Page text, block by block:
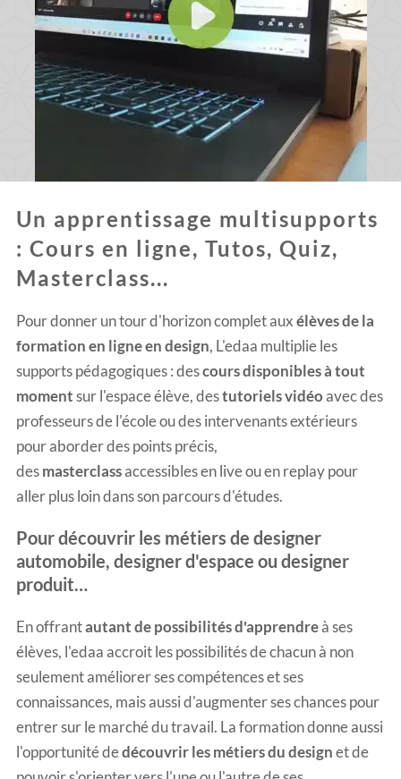
Un apprentissage multisupports
: Cours en ligne, Tutos, Quiz,
Masterclass...
Pour donner un tour d'horizon complet aux élèves de la
formation en ligne en design, L'edaa multiplie les
supports pédagogiques : descours disponibles à tout
moment sur l'espace élève, destutoriels vidéo avec des
professeurs de l'école ou des intervenants extérieurs
pour aborder des points précis,
des masterclassaccessibles en live ou en replay pour
aller plus loin dans son parcours d'études.
Pour découvrir les métiers de designer
automobile, designer d'espace ou designer
produit…
En offrantautant de possibilités d'apprendreà ses
élèves, l'edaa accroit les possibilités de chacun à non
seulement améliorer ses compétences et ses
connaissances, mais aussi d'augmenter ses chances pour
entrer sur le marché du travail. La formation donne aussi
l'opportunité dedécouvrir les métiers du design et de